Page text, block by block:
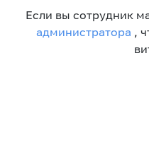
Если вы сотрудник
администратора ,